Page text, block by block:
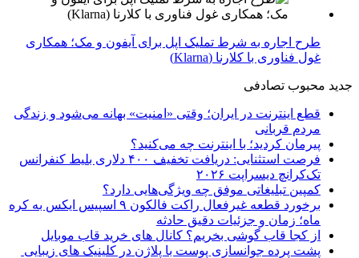
طرح اجاره به شرط تملیک اپل برای آیفون و مک؛ همکاری
غول فناوری با کلارنا (Klarna)
جدید محبوب تصادفی
قطع اینترنت در ایران؛ وقتی «امنیت» بهانه می‌شود و زندگی
مردم قربانی
پیرمان کردید؛ با اینترنت چه می‌کنید؟
فرصت استثنایی: دریافت تخفیف ۴۰۰ دلاری بلیط کنفرانس
تک‌کرانچ دیسراپت ۲۰۲۶
کمپین تبلیغاتی موفق چه ویژگی‌هایی دارد؟
برخورد قطعه غیرفعال راکت فالکون ۹ اسپیس ایکس به کره
ماه؛ زمان و جزئیات دقیق حادثه
از کجا قاب گوشی بخریم؟ کانال های خرید قاب موبایل
پشت پرده جوانسازی پوست با پلاژن در کلینیک های زیبایی